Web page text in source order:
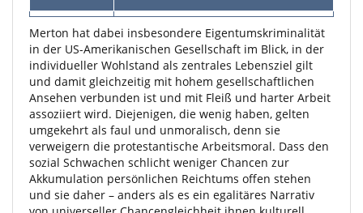
Merton hat dabei insbesondere Eigentumskriminalität
in der US-Amerikanischen Gesellschaft im Blick, in der
individueller Wohlstand als zentrales Lebensziel gilt
und damit gleichzeitig mit hohem gesellschaftlichen
Ansehen verbunden ist und mit Fleiß und harter Arbeit
assoziiert wird. Diejenigen, die wenig haben, gelten
umgekehrt als faul und unmoralisch, denn sie
verweigern die protestantische Arbeitsmoral. Dass den
sozial Schwachen schlicht weniger Chancen zur
Akkumulation persönlichen Reichtums offen stehen
und sie daher – anders als es ein egalitäres Narrativ